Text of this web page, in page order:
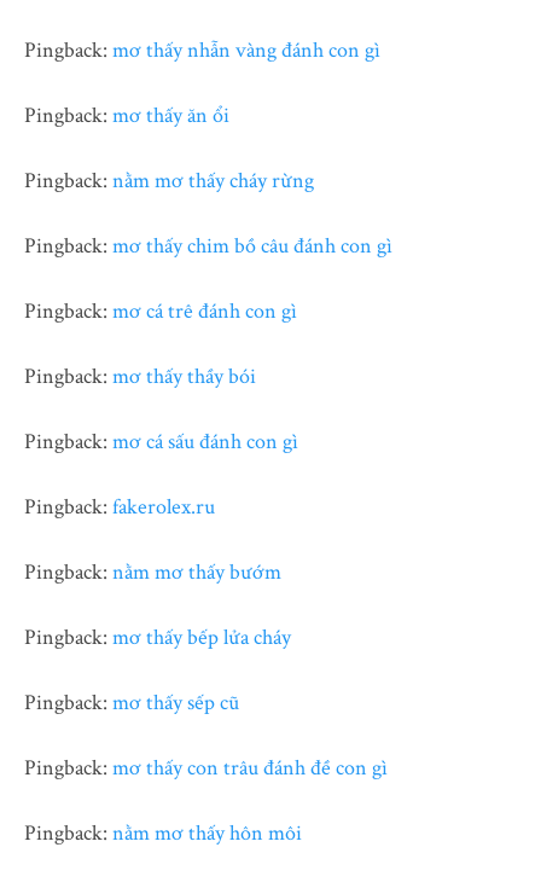
Pingback: mơ thấy nhẫn vàng đánh con gì
Pingback: mơ thấy ăn ổi
Pingback: nằm mơ thấy cháy rừng
Pingback: mơ thấy chim bồ câu đánh con gì
Pingback: mơ cá trê đánh con gì
Pingback: mơ thấy thầy bói
Pingback: mơ cá sấu đánh con gì
Pingback: fakerolex.ru
Pingback: nằm mơ thấy bướm
Pingback: mơ thấy bếp lửa cháy
Pingback: mơ thấy sếp cũ
Pingback: mơ thấy con trâu đánh đề con gì
Pingback: nằm mơ thấy hôn môi